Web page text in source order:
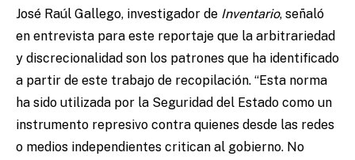
José Raúl Gallego, investigador de Inventario, señaló
en entrevista para este reportaje que la arbitrariedad
y discrecionalidad son los patrones que ha identificado
a partir de este trabajo de recopilación. “Esta norma
ha sido utilizada por la Seguridad del Estado como un
instrumento represivo contra quienes desde las redes
o medios independientes critican al gobierno. No